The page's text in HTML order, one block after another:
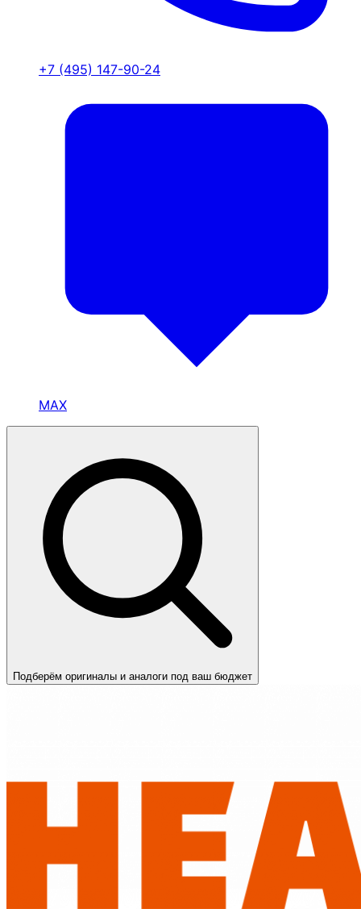
+7 (495) 147-90-24
MAX
Подберём оригиналы и аналоги под ваш бюджет